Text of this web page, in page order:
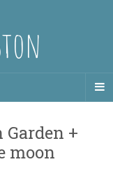
+
moon